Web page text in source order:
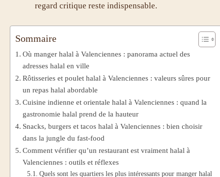
regard critique reste indispensable.
Sommaire
Où manger halal à Valenciennes : panorama actuel des
adresses halal en ville
Rôtisseries et poulet halal à Valenciennes : valeurs sûres pour
un repas halal abordable
Cuisine indienne et orientale halal à Valenciennes : quand la
gastronomie halal prend de la hauteur
Snacks, burgers et tacos halal à Valenciennes : bien choisir
dans la jungle du fast-food
Comment vérifier qu’un restaurant est vraiment halal à
Valenciennes : outils et réflexes
Quels sont les quartiers les plus intéressants pour manger halal